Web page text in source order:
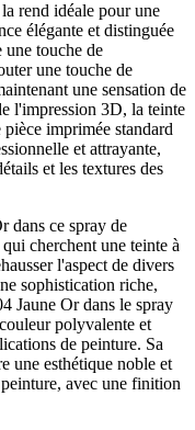
rend idéale pour une
élégante et distinguée
une touche de
une touche de
une sensation de
l'impression 3D, la teinte
imprimée standard
et attrayante,
et les textures des
dans ce spray de
cherchent une teinte à
l'aspect de divers
sophistication riche,
Jaune Or dans le spray
polyvalente et
de peinture. Sa
une esthétique noble et
avec une finition